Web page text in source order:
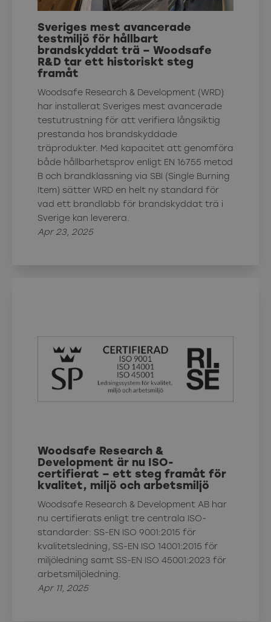
Sveriges mest avancerade
testmiljö för hållbart
brandskyddat trä – Woodsafe
R&D tar ett historiskt steg
framåt
Woodsafe Research & Development (WRD)
har installerat Sveriges mest avancerade
testutrustning för att verifiera långsiktig
prestanda hos brandskyddade
träprodukter. Med kapacitet att genomföra
både hållbarhetsprov enligt EN 16755 metod
B och brandklassning via SBI (Single Burning
Item) sätter WRD en helt ny standard för
vad ett brandlabb för brandskyddat trä i
Sverige kan leverera.
Apr 23, 2025
Woodsafe Research &
Development är nu ISO-
certifierat – ett steg framåt för
kvalitet, miljö och arbetsmiljö
Woodsafe Research & Development AB har
nu certifierats enligt tre centrala ISO-
standarder: SS-EN ISO 9001:2015 för
kvalitetsledning, SS-EN ISO 14001:2015 för
miljöledning samt SS-EN ISO 45001:2023 för
arbetsmiljöledning.
Apr 11, 2025